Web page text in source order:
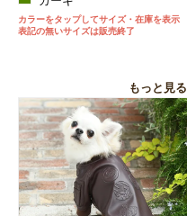
カラーをタップしてサイズ・在庫を表示
表記の無いサイズは販売終了
もっと見る